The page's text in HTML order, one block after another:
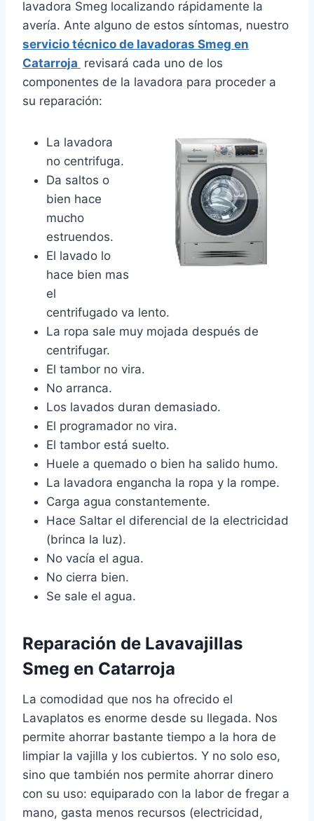
lavadora Smeg localizando rápidamente la
avería. Ante alguno de estos síntomas, nuestro
servicio técnico de lavadoras Smeg en
Catarroja revisará cada uno de los
componentes de la lavadora para proceder a
su reparación:
La lavadora
no centrifuga.
Da saltos o
bien hace
mucho
estruendos.
El lavado lo
hace bien mas
el
centrifugado va lento.
La ropa sale muy mojada después de
centrifugar.
El tambor no vira.
No arranca.
Los lavados duran demasiado.
El programador no vira.
El tambor está suelto.
Huele a quemado o bien ha salido humo.
La lavadora engancha la ropa y la rompe.
Carga agua constantemente.
Hace Saltar el diferencial de la electricidad
(brinca la luz).
No vacía el agua.
No cierra bien.
Se sale el agua.
Reparación de Lavavajillas
Smeg en Catarroja
La comodidad que nos ha ofrecido el
Lavaplatos es enorme desde su llegada. Nos
permite ahorrar bastante tiempo a la hora de
limpiar la vajilla y los cubiertos. Y no solo eso,
sino que también nos permite ahorrar dinero
con su uso: equiparado con la labor de fregar a
mano, gasta menos recursos (electricidad,